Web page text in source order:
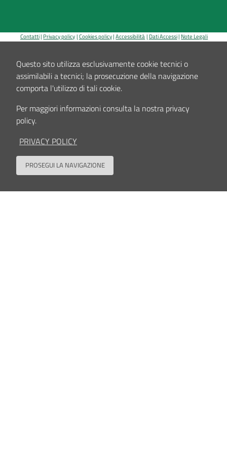
Contatti Privacy policy Cookies policy Accessibilità Dati Accessi Note Legali
Area riservata
Barbiano, 1/10 - 40136 Bologna
Ospedale: via G.C.Pupilli, 1 - 40136 Bologna - Codice fiscale e Partita IVA n. 00302030374
E-Mail:
info_urp@ior.it Posta Elettronica Certificata tel. centralino 051-6366111
Questo sito utilizza esclusivamente cookie tecnici o
assimilabili a tecnici; la prosecuzione della navigazione
comporta l'utilizzo di tali cookie.
Per maggiori informazioni consulta la nostra privacy
policy.
PRIVACY POLICY
PROSEGUI LA NAVIGAZIONE